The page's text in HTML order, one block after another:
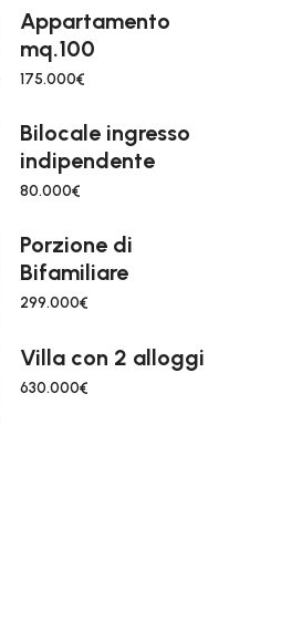
Appartamento
mq.100
175.000€
Bilocale ingresso
indipendente
80.000€
Porzione di
Bifamiliare
299.000€
Villa con 2 alloggi
630.000€